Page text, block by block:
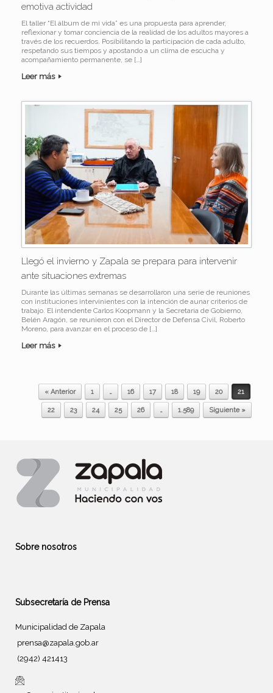
emotiva actividad
El taller “El álbum de mi vida” es una propuesta para aprender,
reflexionar y tomar conciencia de la realidad de los adultos mayores a
través de los recuerdos. Posibilitando la participación de cada adulto,
respetando sus tiempos y apostando a un clima de escucha y
acompañamiento permanente, se […]
Leer más
Llegó el invierno y Zapala se prepara para intervenir
ante situaciones extremas
Durante las últimas semanas se desarrollaron una serie de reuniones
con instituciones intervinientes con la intención de aunar criterios de
trabajo. El intendente Carlos Koopmann y la Secretaria de Gobierno,
Belén Aragón, se reunieron con el Director de Defensa Civil, Roberto
Moreno, para avanzar en el proceso de […]
Leer más
Navegador de artículos
« Anterior 1 … 16 17 18 19 20 21
22 23 24 25 26 … 1.589 Siguiente »
Sobre nosotros
Subsecretaría de Prensa
Municipalidad de Zapala
prensa@zapala.gob.ar
(2942) 421413